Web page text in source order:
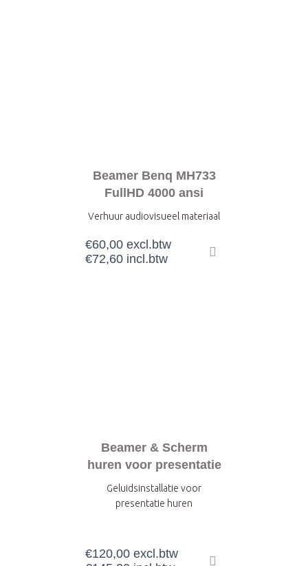
Beamer Benq MH733
FullHD 4000 ansi
Verhuur audiovisueel materiaal
€60,00 excl.btw
€72,60 incl.btw
Beamer & Scherm
huren voor presentatie
Geluidsinstallatie voor
presentatie huren
€120,00 excl.btw